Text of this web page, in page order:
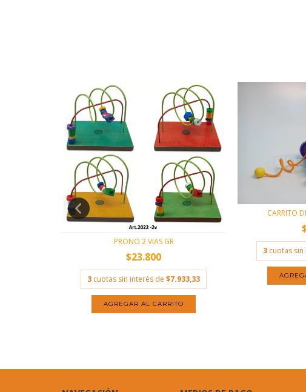
PRONO 2 VIAS GR
$23.800
3 cuotas sin interés de $7.933,33
CARRITO
3 cuotas